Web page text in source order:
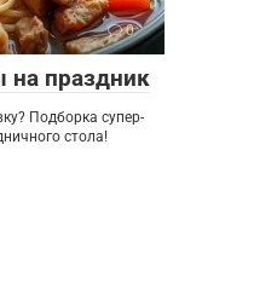
0
праздник
Подборка супер-
стола!